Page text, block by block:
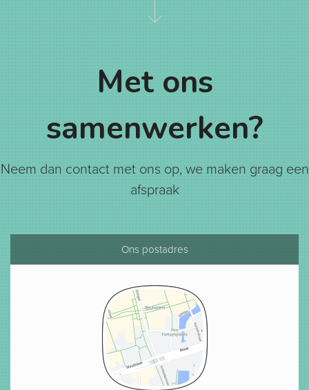
Met ons
samenwerken?
Neem dan contact met ons op, we maken graag een
afspraak
Ons postadres